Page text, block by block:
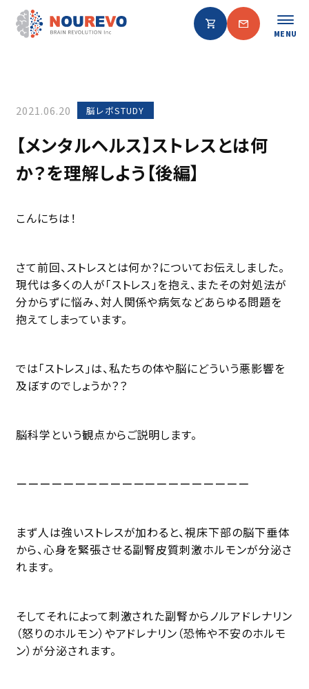
MENU
2021.06.20 脳レボSTUDY
【メンタルヘルス】ストレスとは何
か？を理解しよう【後編】
こんにちは！
さて前回、ストレスとは何か？についてお伝えしました。
現代は多くの人が「ストレス」を抱え、またその対処法が
分からずに悩み、対人関係や病気などあらゆる問題を
抱えてしまっています。
では「ストレス」は、私たちの体や脳にどういう悪影響を
及ぼすのでしょうか？？
脳科学という観点からご説明します。
ーーーーーーーーーーーーーーーーーーーー
まず人は強いストレスが加わると、視床下部の脳下垂体
から、心身を緊張させる副腎皮質刺激ホルモンが分泌さ
れます。
そしてそれによって刺激された副腎からノルアドレナリン
（怒りのホルモン）やアドレナリン（恐怖や不安のホルモ
ン）が分泌されます。